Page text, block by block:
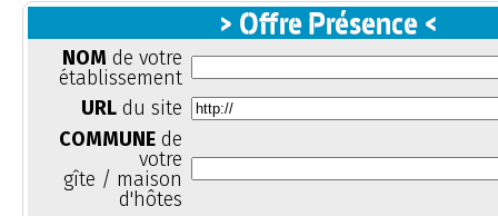
> Offre Présence <
NOM de votre
établissement
URL du site
COMMUNE de
votre
gîte / maison
d'hôtes